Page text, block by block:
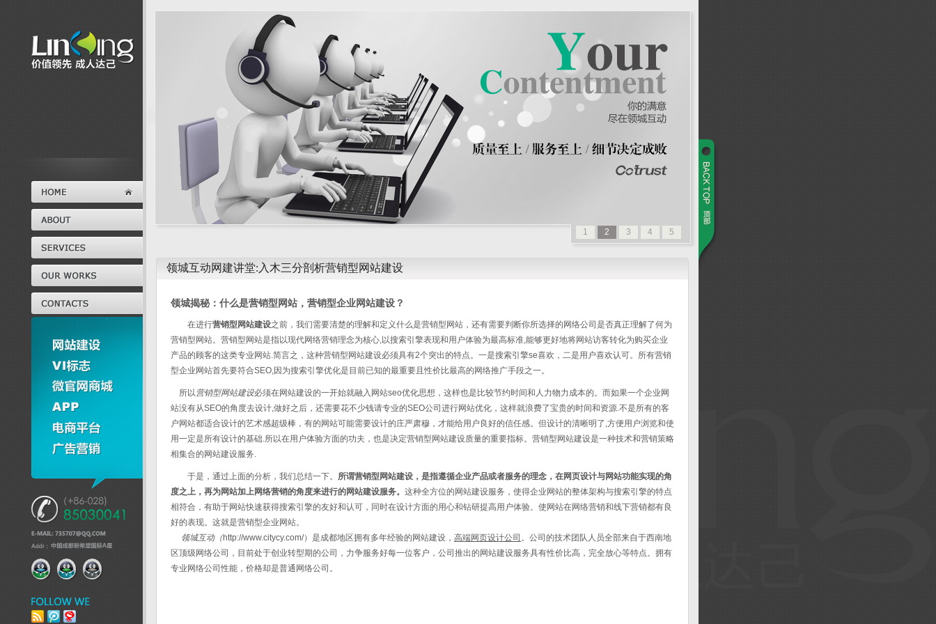
1 2 3 4 5
当前位置：首页>
领城互动网建讲堂:入木三分剖析营销型网站建设
领城揭秘：什么是营销型网站，营销型企业网站建设？
在进行营销型网站建设之前，我们需要清楚的理解和定义什么是营销型网站，还有需要判断你所选择的 网络公司 是否真正理解了何为
营销型网站。营销型网站是指以现代网络营销理念为核心,以搜索引擎表现和用户体验为最高标准,能够更好地将网站访客转化为购买企业
产品的顾客的这类专业网站.简言之，这种营销型网站建设必须具有2个突出的特点。一是搜索引擎se喜欢，二是用户喜欢认可。所有营销
型企业网站首先要符合SEO,因为搜索引擎优化是目前已知的最重要且性价比最高的网络推广手段之一。
所以营销型网站建设必须在网站建设的一开始就融入网站seo优化思想，这样也是比较节约时间和人力物力成本的。而如果一个企业网
站没有从SEO的角度去设计,做好之后，还需要花不少钱请专业的SEO公司进行网站优化，这样就浪费了宝贵的时间和资源.不是所有的客
户网站都适合设计的艺术感超级棒，有的网站可能需要设计的庄严肃穆，才能给用户良好的信任感。但设计的清晰明了,方便用户浏览和使
用一定是所有设计的基础.所以在用户体验方面的功夫，也是决定营销型网站建设质量的重要指标。营销型网站建设是一种技术和营销策略
相集合的网站建设服务.
于是，通过上面的分析，我们总结一下。 所谓营销型网站建设，是指遵循企业产品或者服务的理念，在网页设计与网站功能实现的角
度之上，再为网站加上网络营销的角度来进行的网站建设服务。 这种全方位的网站建设服务，使得企业网站的整体架构与搜索引擎的特点
相符合，有助于网站快速获得搜索引擎的友好和认可，同时在设计方面的用心和钻研提高用户体验。使网站在网络营销和线下营销都有良
好的表现。这就是营销型企业网站。
领城互动（http://www.citycy.com/）是成都地区拥有多年经验的网站建设， 高端网页设计公司 。公司的技术团队人员全部来自于西南地
区顶级网络公司，目前处于创业转型期的公司，力争服务好每一位客户，公司推出的网站建设服务具有性价比高，完全放心等特点。拥有
专业网络公司性能，价格却是普通网络公司。